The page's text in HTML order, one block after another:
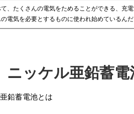
、たくさんの電気をためることができる、充
電気を必要とするものに使われ始めているんだ
ニッケル亜鉛蓄電